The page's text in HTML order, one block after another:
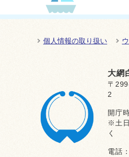
個人情報の取り扱い
大網
〒
2
開庁
※土
く
電話